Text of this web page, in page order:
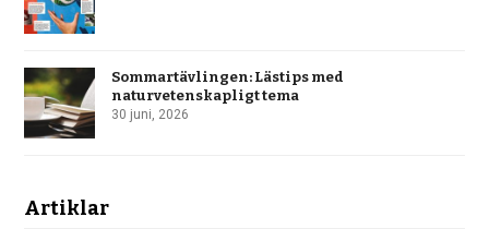
Sommartävlingen: Lästips med
naturvetenskapligt tema
30 juni, 2026
Artiklar